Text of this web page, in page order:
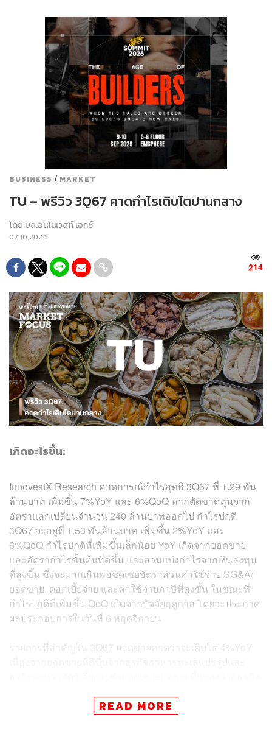
BUSINESS / MARKET
TU – พรีวิว 3Q67 คาดกำไรเติบโตปานกลาง
โดย บล.อินโนเวสท์ เอกซ์
07.10.2024
214
เกิดอะไรขึ้น:
InnovestX Research คาดการณ์กำไรสุทธิ 3Q67 ที่ 1.29 พัน
ล้านบาท เพิ่มขึ้น 7%YoY และ 6%QoQ หากตัดขาดทุนจาก
อัตราแลกเปลี่ยนจำนวน 240 ล้านบาทออกไป กำไรปกติ
3Q67 จะอยู่ที่ 1.53 พันล้านบาท เพิ่มขึ้น 2%YoY และ
6%QoQ กำไรปกติที่เพิ่มขึ้นเล็กน้อย YoY เกิดจากยอดขาย
และอัตรากำไรขั้นต้นที่ดีขึ้น และส่วนแบ่งกำไรจากเงินลงทุน
ที่สูงขึ้น ซึ่งจะมากเกินพอชดเชยอัตราส่วนค่าใช้จ่าย SG&A/
ยอดขาย, ดอกเบี้ยจ่าย และค่าใช้จ่ายภาษีที่สูงขึ้น ในขณะที่
กำไรปกติที่เพิ่มขึ้น QoQ เกิดจากปัจจัยฤดูกาล โดยจะประกาศ
ผลประกอบการในวันที่ 6 พฤศจิกายน
รายการที่สำคัญใน 3Q67 ยอดขายคาดว่าจะเติบโต 4%YoY
บริการอาหาร และการลดขนาดของธุรกิจ TU ในธุรกิจที่มี
READ MORE